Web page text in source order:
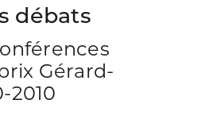
débats
Gérard-
2010